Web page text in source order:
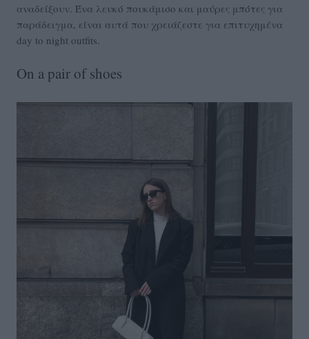
αναδείξουν. Ένα λευκό πουκάμισο και μαύρες μπότες για
παράδειγμα, είναι αυτά που χρειάζεστε για επιτυχημένα
day to night outfits.
On a pair of shoes